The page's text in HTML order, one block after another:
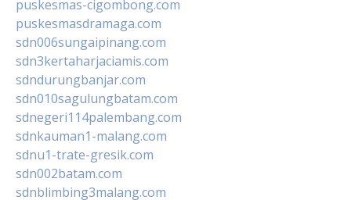
puskesmas-cigombong.com
puskesmasdramaga.com
sdn006sungaipinang.com
sdn3kertaharjaciamis.com
sdndurungbanjar.com
sdn010sagulungbatam.com
sdnegeri114palembang.com
sdnkauman1-malang.com
sdnu1-trate-gresik.com
sdn002batam.com
sdnblimbing3malang.com